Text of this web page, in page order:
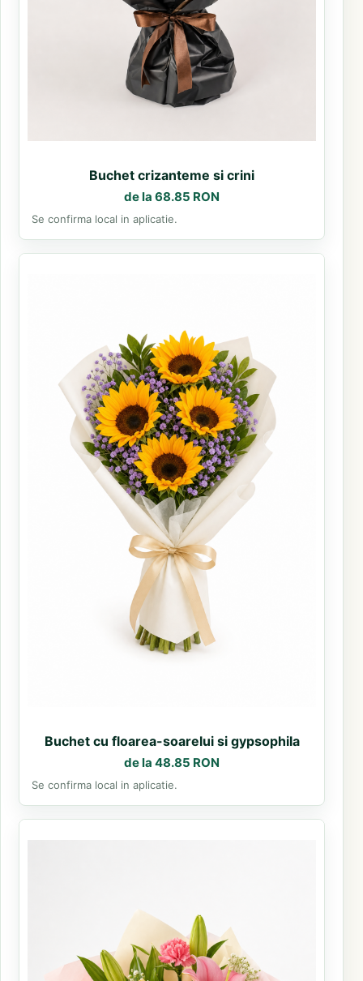
Buchet crizanteme si crini
de la 68.85 RON
Se confirma local in aplicatie.
Buchet cu floarea-soarelui si gypsophila
de la 48.85 RON
Se confirma local in aplicatie.